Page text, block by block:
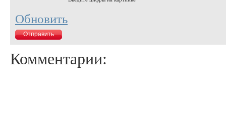
Обновить
Комментарии: